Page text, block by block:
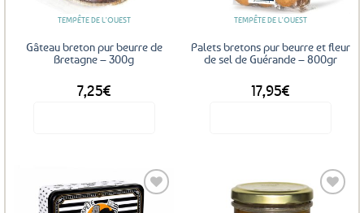
TEMPÊTE DE L'OUEST
Gâteau breton pur beurre de
Bretagne – 300g
7,25€
TEMPÊTE DE L'OUEST
Palets bretons pur beurre et fleur
de sel de Guérande – 800gr
17,95€